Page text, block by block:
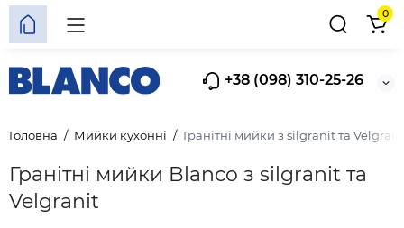
+38 (098) 310-25-26
0
Головна Мийки кухонні Гранітні мийки з silgranit та
Гранітні мийки Blanco з silgranit та
Velgranit